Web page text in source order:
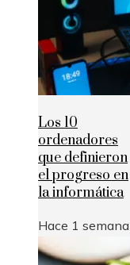
Los 10
ordenadores
que definieron
el progreso en
la informática
Hace 1 semana